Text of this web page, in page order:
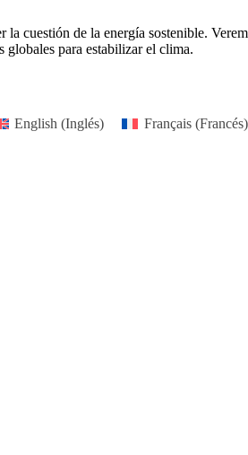
la cuestión de la energía sostenible.
globales para estabilizar el clima.
English (Inglés) Français(Francés)